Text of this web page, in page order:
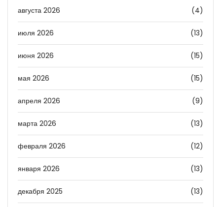
августа 2026 (4)
июля 2026 (13)
июня 2026 (15)
мая 2026 (15)
апреля 2026 (9)
марта 2026 (13)
февраля 2026 (12)
января 2026 (13)
декабря 2025 (13)